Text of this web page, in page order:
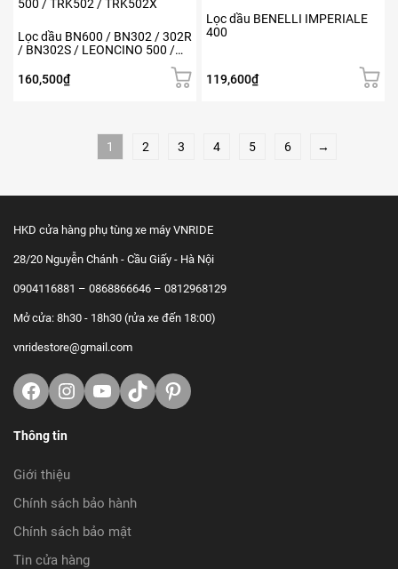
Lọc dầu BN600 / BN302 / 302R
/ BN302S / LEONCINO 500 /
160,500₫
Lọc dầu BENELLI IMPERIALE
400
119,600₫
1 2 3 4 5 6 →
HKD cửa hàng phụ tùng xe máy VNRIDE
28/20 Nguyễn Chánh - Cầu Giấy - Hà Nội
0904116881 – 0868866646 – 0812968129
Mở cửa: 8h30 - 18h30 (rửa xe đến 18:00)
vnridestore@gmail.com
Facebook
Instagram
Youtube
TikTokhttps://www.pinterest.com/
Thông tin
Giới thiệu
Chính sách bảo hành
Chính sách bảo mật
Tin cửa hàng